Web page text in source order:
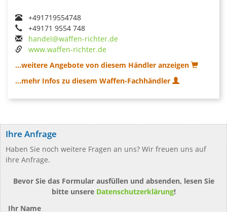
+491719554748
+49171 9554 748
handel@waffen-richter.de
www.waffen-richter.de
...weitere Angebote von diesem Händler anzeigen
...mehr Infos zu diesem Waffen-Fachhändler
Ihre Anfrage
Haben Sie noch weitere Fragen an uns? Wir freuen uns auf
ihre Anfrage.
Bevor Sie das Formular ausfüllen und absenden, lesen Sie
bitte unsere Datenschutzerklärung!
Ihr Name